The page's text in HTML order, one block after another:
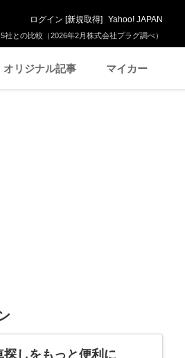
との比較（2026年2月株式会社プラグ調べ）
ログイン [新規取得] Yahoo! JAPAN
オリジナル記事 マイカー
探しをもっと便利に